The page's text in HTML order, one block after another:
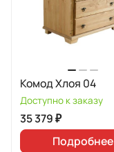
Комод Хлоя 04
Доступно к заказу
35 379 ₽
Подробнее